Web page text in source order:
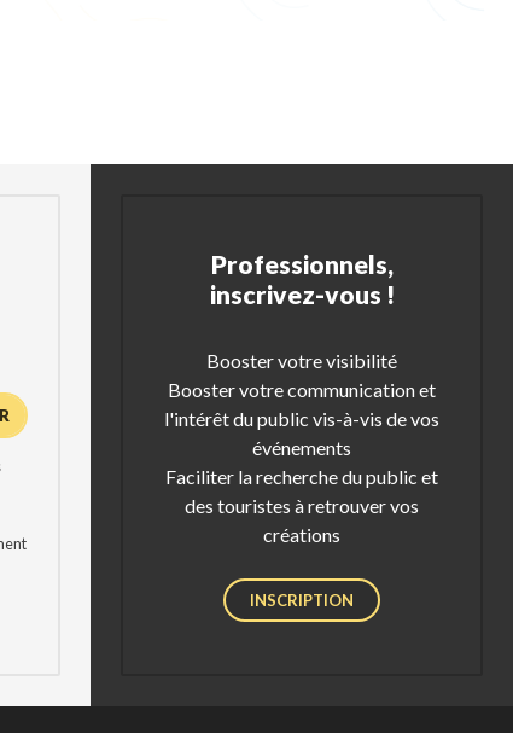
Professionnels,
inscrivez-vous !
Booster votre visibilité
Booster votre communication et
l'intérêt du public vis-à-vis de vos
événements
Faciliter la recherche du public et
des touristes à retrouver vos
créations
INSCRIPTION